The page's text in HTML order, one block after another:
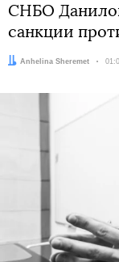
СНБО
санкции
Автор:
Anhelina Sheremet